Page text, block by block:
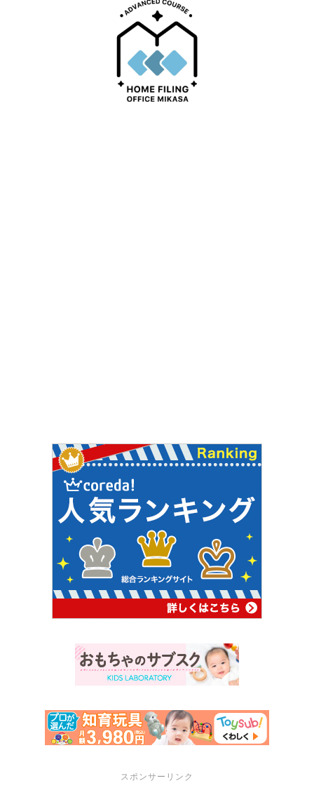
スポンサーリンク